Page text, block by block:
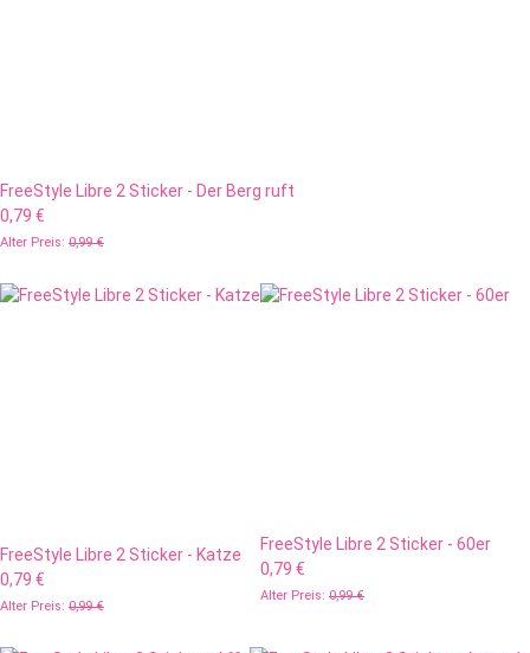
FreeStyle Libre 2 Sticker - Der Berg ruft
0,79 €
Alter Preis: 0,99 €
FreeStyle Libre 2 Sticker - Katze
0,79 €
Alter Preis: 0,99 €
FreeStyle Libre 2 Sticker - 60er
0,79 €
Alter Preis: 0,99 €